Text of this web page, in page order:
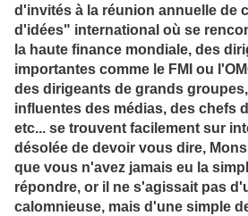
d'invités à la réunion annuelle de
d'idées" international où se
la haute finance mondiale, des
importantes comme le FMI ou
des dirigeants de grands
influentes des médias, des chefs
etc... se trouvent facilement sur
désolée de devoir vous dire,
que vous n'avez jamais eu la
répondre, or il ne s'agissait pas
calomnieuse, mais d'une simple